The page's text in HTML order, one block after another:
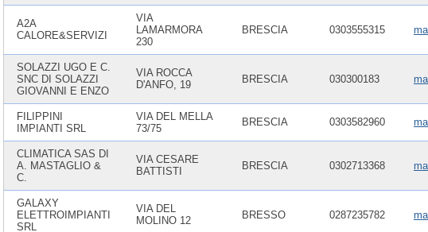
A2A
CALORE&SERVIZI
VIA
LAMARMORA
230
BRESCIA 0303555315
SOLAZZI UGO E C.
SNC DI SOLAZZI
GIOVANNI E ENZO
VIA ROCCA
D'ANFO, 19
BRESCIA 030300183
FILIPPINI
IMPIANTI SRL
VIA DEL MELLA
73/75
BRESCIA 0303582960
CLIMATICA SAS DI
A. MASTAGLIO &
C.
VIA CESARE
BATTISTI
BRESCIA 0302713368
GALAXY
ELETTROIMPIANTI
SRL
VIA DEL
MOLINO 12
BRESSO 0287235782